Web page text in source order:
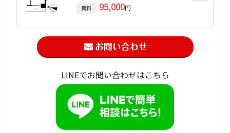
賃料 95,000円
LINEでお問い合わせはこちら